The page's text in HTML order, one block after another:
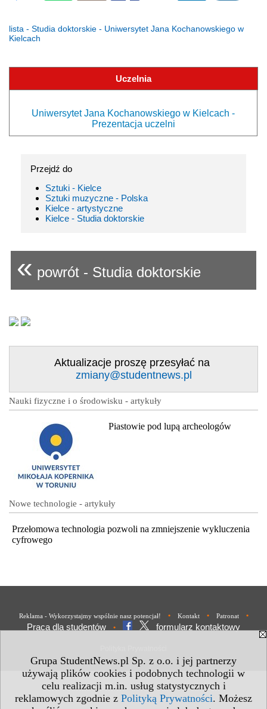
Grupa StudentNews.pl Sp. z o.o. i jej partnerzy
używają plików cookies i podobnych technologii w
celu realizacji m.in. usług statystycznych i
reklamowych zgodnie z Polityką Prywatności. Możesz
lista - Studia doktorskie - Uniwersytet Jana Kochanowskiego w
Kielcach
Uczelnia
Uniwersytet Jana Kochanowskiego w Kielcach -
Prezentacja uczelni
Przejdź do
Sztuki - Kielce
Sztuki muzyczne - Polska
Kielce - artystyczne
Kielce - Studia doktorskie
« powrót - Studia doktorskie
Aktualizacje proszę przesyłać na
zmiany@studentnews.pl
Nauki fizyczne i o środowisku - artykuły
Piastowie pod lupą archeologów
Nowe technologie - artykuły
Przełomowa technologia pozwoli na zmniejszenie wykluczenia
cyfrowego
Reklama - Wykorzystajmy wspólnie nasz potencjał! • Kontakt • Patronat •
Praca dla studentów • formularz kontaktowy